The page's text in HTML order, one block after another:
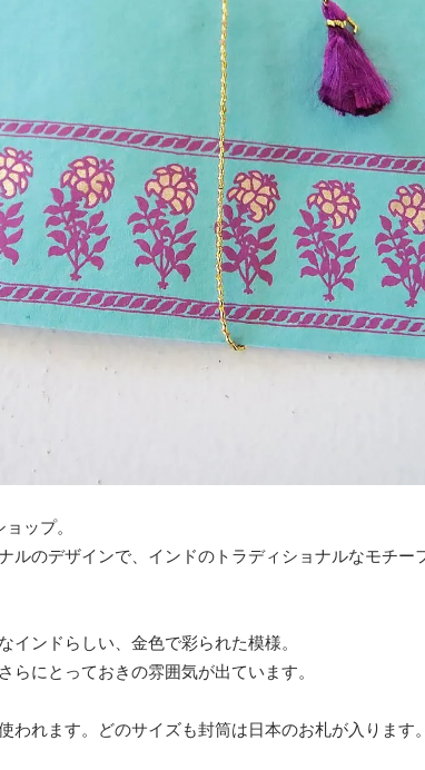
ップ。
ルのデザインで、インドのトラディショナルなモチー
インドらしい、金色で彩られた模様。
らにとっておきの雰囲気が出ています。
われます。どのサイズも封筒は日本のお札が入ります